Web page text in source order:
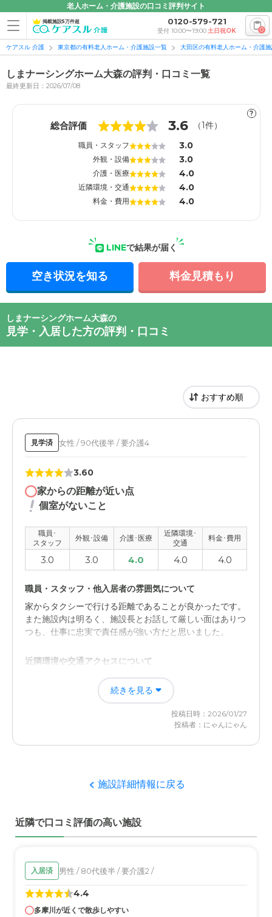
老人ホーム・介護施設の口コミ評判サイト
掲載施設5万件超 0120-579-721
受付 10:00〜19:00土日祝OK 0
ケアスル 介護 東京都の有料老人ホーム・介護施設一覧 大田区の有料老人ホーム・介護
しまナーシングホーム大森の評判・口コミ一覧
最終更新日：2026/07/08
?
総合評価 3.6 （1件）
職員・スタッフ 3.0
外観・設備 3.0
介護・医療 4.0
近隣環境・交通 4.0
料金・費用 4.0
LINEで結果が届く
空き状況を知る 料金見積もり
しまナーシングホーム大森の
見学・入居した方の評判・口コミ
見学済 女性 / 90代後半 / 要介護4
3.60
家からの距離が近い点
個室がないこと
職員･
スタッフ
外観･設備 介護･医療
近隣環境･
交通
料金･費用
3.0 3.0 4.0 4.0 4.0
職員・スタッフ・他入居者の雰囲気について
家からタクシーで行ける距離であることが良かったです。
また施設内は明るく、施設長とお話して厳しい面はありつ
つも、仕事に忠実で責任感が強い方だと思いました。
近隣環境や交通アクセスについて
大森駅と蒲田駅の中間にあり、駅からは徒歩圏内ではない
ことバスやタクシーを使わなければいけない点がありま
す。 また施設長さんもお仕事に熱心なゆえ厳しい面があ
続きを見る
投稿日時：2026/01/27
投稿者：にゃんにゃん
施設詳細情報に戻る
近隣で口コミ評価の高い施設
入居済 男性 / 80代後半 / 要介護2 /
4.4
多摩川が近くで散歩しやすい